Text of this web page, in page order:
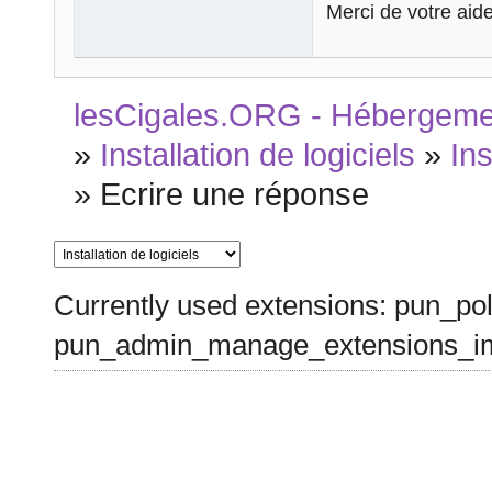
Merci de votre
lesCigales.ORG -
» Installation de logiciels »
» Ecrire une réponse
Currently used extensions: